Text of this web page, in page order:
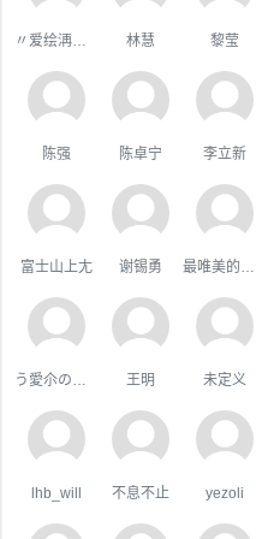
林慧 黎莹
陈强 陈卓宁 李立新
富士山上尢 谢锡勇
王明 未定义
lhb_will 不息不止 yezoli